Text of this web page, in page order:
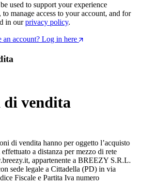
used to support your experience
manage access to your account, and for
in ourprivacy policy.
an account? Log in here
vendita
di vendita hanno per oggetto l’acquisto
a distanza per mezzo di rete
appartenente a BREEZY S.R.L.
sede legale a Cittadella (PD) in via
Fiscale e Partita Iva numero